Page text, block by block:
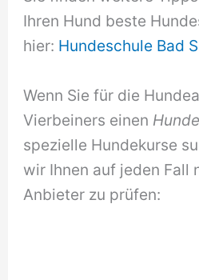
Ihren Hund beste
hier: Hundeschule Bad
Wenn Sie für die
Vierbeiners einen
spezielle Hundekurse
wir Ihnen auf jeden Fall
Anbieter zu prüfen: